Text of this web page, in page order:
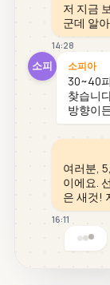
저 지금
군데 알
14:28
소피 소피아
30~40
찾습니
방향이
여러분,
이에요.
은 새것!
16:11